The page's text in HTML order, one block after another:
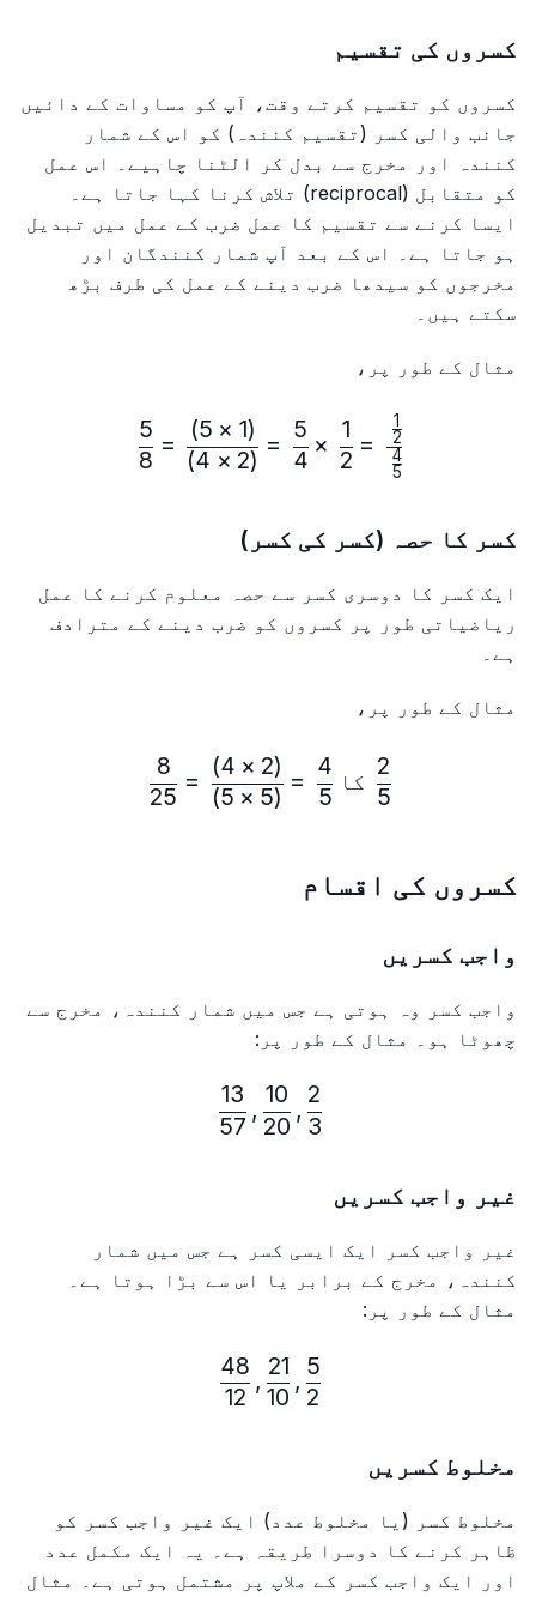
کسروں کی تقسیم
کسروں کو تقسیم کرتے وقت، آپ کو مساوات کے دائیں
جانب والی کسر (تقسیم کنندہ) کو اس کے شمار
کنندہ اور مخرج سے بدل کر الٹنا چاہیے۔ اس عمل
کو متقابل (reciprocal) تلاش کرنا کہا جاتا ہے۔
ایسا کرنے سے تقسیم کا عمل ضرب کے عمل میں تبدیل
ہو جاتا ہے۔ اس کے بعد آپ شمار کنندگان اور
مخرجوں کو سیدھا ضرب دینے کے عمل کی طرف بڑھ
سکتے ہیں۔
مثال کے طور پر،
5
4
2
1
=
2
1
×
4
5
=
(
2
×
4
)
(
1
×
5
)
=
8
5
کسر کا حصہ (کسر کی کسر)
ایک کسر کا دوسری کسر سے حصہ معلوم کرنے کا عمل
ریاضیاتی طور پر کسروں کو ضرب دینے کے مترادف
ہے۔
مثال کے طور پر،
\frac{2}{5}\ کا\ \frac{4}{5} = \frac {(2 × 4)}{(5 × 5)} = \frac{8}{25}
5
2
کا
5
4
=
(
5
×
5
)
(
2
×
4
)
=
25
8
کسروں کی اقسام
واجب کسریں
واجب کسر وہ ہوتی ہے جس میں شمار کنندہ، مخرج سے
چھوٹا ہو۔ مثال کے طور پر:
3
2
,
20
10
,
57
13
غیر واجب کسریں
غیر واجب کسر ایک ایسی کسر ہے جس میں شمار
کنندہ، مخرج کے برابر یا اس سے بڑا ہوتا ہے۔
مثال کے طور پر:
2
5
,
10
21
,
12
48
مخلوط کسریں
مخلوط کسر (یا مخلوط عدد) ایک غیر واجب کسر کو
ظاہر کرنے کا دوسرا طریقہ ہے۔ یہ ایک مکمل عدد
اور ایک واجب کسر کے ملاپ پر مشتمل ہوتی ہے۔ مثال